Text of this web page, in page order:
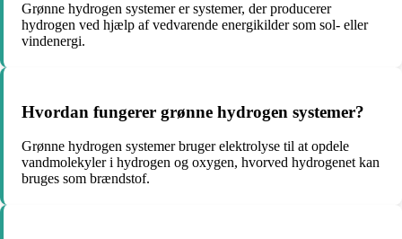
Grønne hydrogen systemer er systemer, der producerer
hydrogen ved hjælp af vedvarende energikilder som sol- eller
vindenergi.
Hvordan fungerer grønne hydrogen systemer?
Grønne hydrogen systemer bruger elektrolyse til at opdele
vandmolekyler i hydrogen og oxygen, hvorved hydrogenet kan
bruges som brændstof.